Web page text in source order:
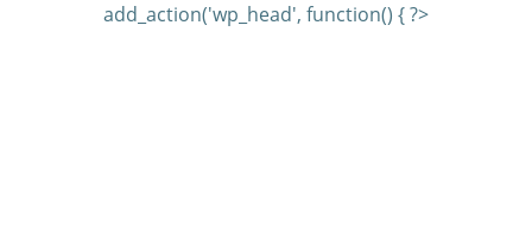
add_action('wp_head', function() { ?>